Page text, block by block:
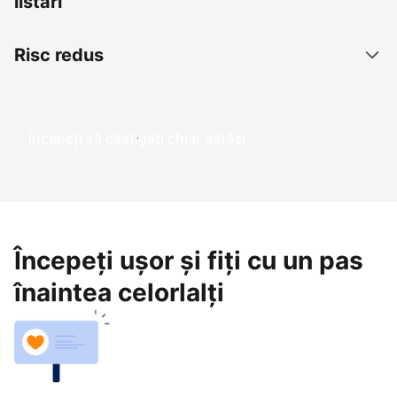
Risc redus
Începeți să câștigați chiar astăzi
Începeți ușor și fiți cu un pas
înaintea celorlalți